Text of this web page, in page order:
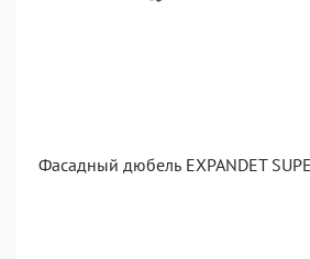
Фасадный дюбель EXPANDET